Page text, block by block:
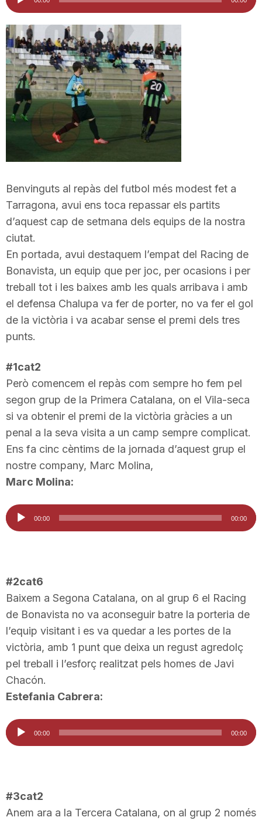
i
u
t
t
e
T
r
g
d'àudio
Benvinguts al repàs del futbol més modest fet a
Tarragona, avui ens toca repassar els partits
d’aquest cap de setmana dels equips de la nostra
ciutat.
En portada, avui destaquem l’empat del Racing de
Bonavista, un equip que per joc, per ocasions i per
treball tot i les baixes amb les quals arribava i amb
el defensa Chalupa va fer de porter, no va fer el gol
de la victòria i va acabar sense el premi dels tres
punts.
#1cat2
Però comencem el repàs com sempre ho fem pel
segon grup de la Primera Catalana, on el Vila-seca
si va obtenir el premi de la victòria gràcies a un
penal a la seva visita a un camp sempre complicat.
Ens fa cinc cèntims de la jornada d’aquest grup el
nostre company, Marc Molina,
Marc Molina:
Reproductor
d'àudio
00:00 00:00
#2cat6
Baixem a Segona Catalana, on al grup 6 el Racing
de Bonavista no va aconseguir batre la porteria de
l’equip visitant i es va quedar a les portes de la
victòria, amb 1 punt que deixa un regust agredolç
pel treball i l’esforç realitzat pels homes de Javi
Chacón.
Estefania Cabrera:
Reproductor
d'àudio
00:00 00:00
#3cat2
Anem ara a la Tercera Catalana, on al grup 2 només